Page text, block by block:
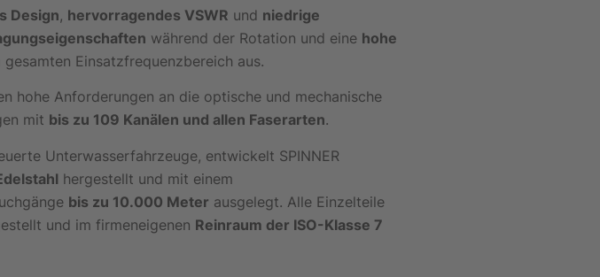
Design, hervorragendes VSWR und niedrige
während der Rotation und eine hohe
Einsatzfrequenzbereich aus.
hohe Anforderungen an die optische und mechanische
mit bis zu 109 Kanälen und allen Faserarten.
Unterwasserfahrzeuge, entwickelt SPINNER
hergestellt und mit einem
bis zu 10.000 Meter ausgelegt. Alle Einzelteile
und im firmeneigenen Reinraum der ISO-Klasse 7